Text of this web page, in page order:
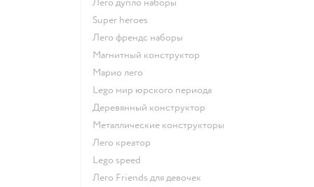
Лего дупло наборы
Super heroes
Лего френдс наборы
Магнитный конструктор
Марио лего
Lego мир юрского периода
Деревянный конструктор
Металлические конструкторы
Лего креатор
Lego speed
Лего Friends для девочек